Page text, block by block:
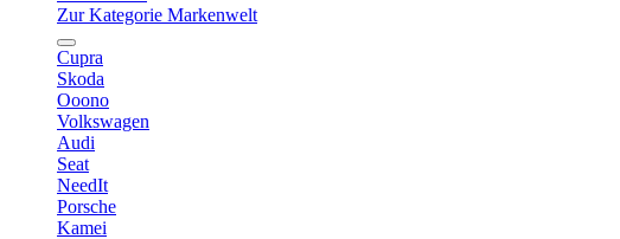
Zur Kategorie Markenwelt
Cupra
Skoda
Ooono
Volkswagen
Audi
Seat
NeedIt
Porsche
Kamei